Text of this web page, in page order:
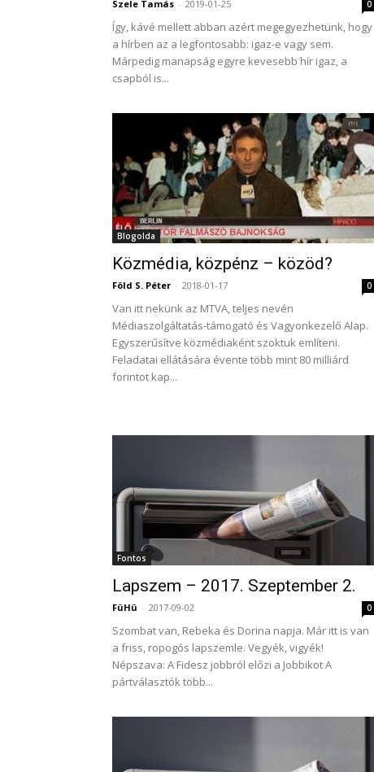
Szele Tamás - 2019-01-25 0
Így, kávé mellett abban azért megegyezhetünk, hogy
a hírben az a legfontosabb: igaz-e vagy sem.
Márpedig manapság egyre kevesebb hír igaz, a
csapból is...
Blogolda
Közmédia, közpénz – közöd?
Föld S. Péter - 2018-01-17 0
Van itt nekünk az MTVA, teljes nevén
Médiaszolgáltatás-támogató és Vagyonkezelő Alap.
Egyszerűsítve közmédiaként szoktuk említeni.
Feladatai ellátására évente több mint 80 milliárd
forintot kap...
Fontos
Lapszem – 2017. Szeptember 2.
FüHü - 2017-09-02 0
Szombat van, Rebeka és Dorina napja. Már itt is van
a friss, ropogós lapszemle. Vegyék, vigyék!
Népszava: A Fidesz jobbról előzi a Jobbikot A
pártválasztók több...